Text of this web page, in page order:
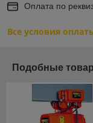
Оплата по
Все условия
Подобные